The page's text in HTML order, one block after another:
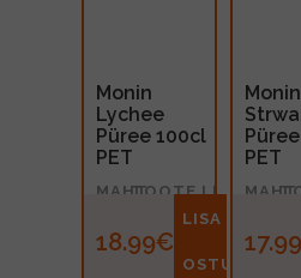
Monin
Lychee
Püree 100cl
PET
MAHTTOOTE LIIK
Siirup
18.99€
LISA
OSTUKORVI
Monin
PET
MAHT